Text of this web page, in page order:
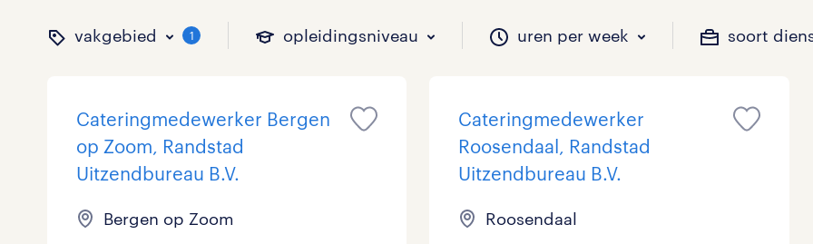
vakgebied 1 opleidingsniveau uren per week soort
binnen welk vakgebied wil je werken?
Administratief Beveiliging
op welk niveau zoek je vacatures?
Basisonderwijs Geen 0
hoeveel uren per week wil je werken?
0 - 8 uur 2 9 - 16 uur 0
welk soort dienstverband zou jij willen?
Detachering 0 Tijdelijk 2
Cateringmedewerker Bergen
op Zoom, Randstad
Uitzendbureau B.V.
Bergen op Zoom
Cateringmedewerker
Roosendaal, Randstad
Uitzendbureau B.V.
Roosendaal